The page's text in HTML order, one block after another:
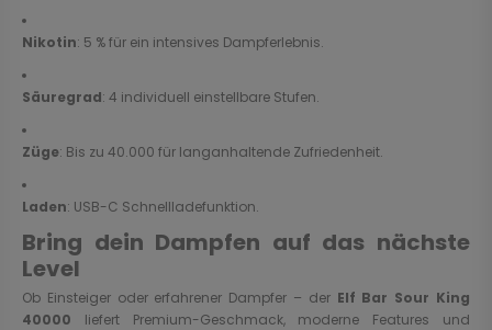
Nikotin: 5 % für ein intensives Dampferlebnis.
Säuregrad: 4 individuell einstellbare Stufen.
Züge: Bis zu 40.000 für langanhaltende Zufriedenheit.
Laden: USB-C Schnellladefunktion.
Bring dein Dampfen auf das nächste
Level
Ob Einsteiger oder erfahrener Dampfer – der Elf Bar Sour King
40000 liefert Premium-Geschmack, moderne Features und